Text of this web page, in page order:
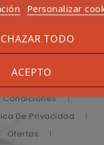
Vallina
Condiciones
De Privacidad
Ofertas
Personalizar
TODO
ACEPTO